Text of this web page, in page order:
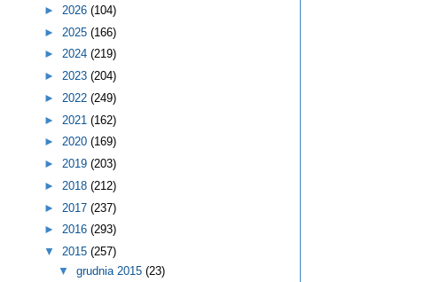
► 2026 (104)
► 2025 (166)
► 2024 (219)
► 2023 (204)
► 2022 (249)
► 2021 (162)
► 2020 (169)
► 2019 (203)
► 2018 (212)
► 2017 (237)
► 2016 (293)
▼ 2015 (257)
▼ grudnia 2015 (23)